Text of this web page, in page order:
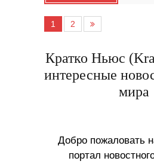
1 2
Кратко Ньюс
интересные
мира
Добро пожаловать
портал